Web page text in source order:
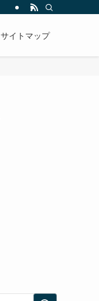
サイトマップ